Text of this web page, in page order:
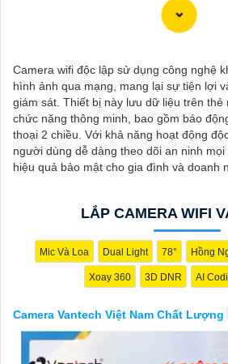
lượng cao để khẳng định an ninh và giám
cửa hàng, văn phòng hoặc doanh nghiệp
AHD, camera wifi, camera thông minh,
sản phẩm của Vantech được sản xuất
lượng cao, đáng tin cậy và dễ sử dụng.
Điểm mạnh của Camera Vantech là chất
trợ khách hàng chu đáo. Đội ngũ nhân
nghiệp của Vantech sẽ giúp bạn lựa
hợp với nhu cầu và ngân sách của bạn.
ngôi nhà hoặc doanh nghiệp của mình,
Nam là một lựa chọn hàng đầu mà bạn
Camera wifi độc lập sử dụng công nghệ
hình ảnh qua mạng, mang lại sự tiện lợi
giám sát. Thiết bị này lưu dữ liệu trên
chức năng thông minh, bao gồm báo
thoại 2 chiều. Với khả năng hoạt động
người dùng dễ dàng theo dõi an ninh
hiệu quả bảo mật cho gia đình và doanh
LẮP CAMERA WIFI
Mic Và Loa Dual Light 78° Hồng
Xoay 360 3D DNR AI
Camera Vantech Việt Nam Chất